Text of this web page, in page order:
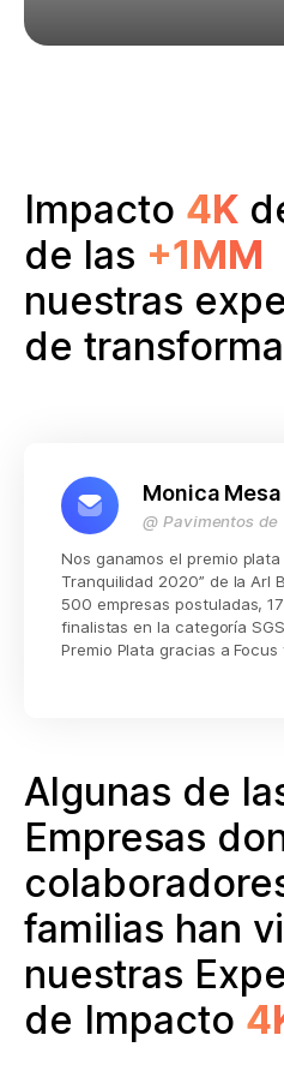
Impacto 4K
de las +1MM
nuestras
de
Monica Mesa
@ Pavimentos de
Nos ganamos el premio
Tranquilidad 2020” de la Arl
500 empresas postuladas,
finalistas en la categoría
Premio Plata gracias a
Algunas de
Empresas
familias han
nuestras
de Impacto